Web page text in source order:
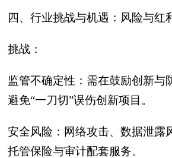
四、行业挑战与机遇：风险与红
挑战：
监管不确定性：需在鼓励创新与
避免“一刀切”误伤创新项目。
安全风险：网络攻击、数据泄露
托管保险与审计配套服务。